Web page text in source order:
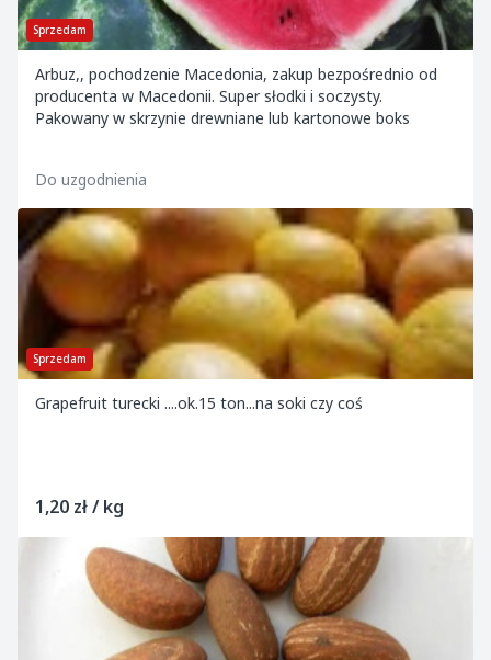
Sprzedam
Arbuz,, pochodzenie Macedonia, zakup bezpośrednio od
producenta w Macedonii. Super słodki i soczysty.
Pakowany w skrzynie drewniane lub kartonowe boks
Do uzgodnienia
Sprzedam
Grapefruit turecki ....ok.15 ton...na soki czy coś
1,20 zł / kg